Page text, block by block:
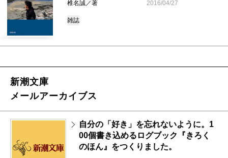
椎名誠／著 2016/04/27
雑誌
新潮文庫
メールアーカイブス
自分の「好き」を忘れないように。1
00個書き込めるログブック『きろく
のほん』をつくりました。